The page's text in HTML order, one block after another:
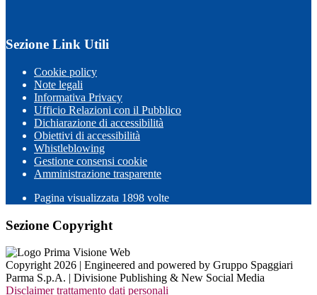
Sezione Link Utili
Cookie policy
Note legali
Informativa Privacy
Ufficio Relazioni con il Pubblico
Dichiarazione di accessibilità
Obiettivi di accessibilità
Whistleblowing
Gestione consensi cookie
Amministrazione trasparente
Pagina visualizzata 1898 volte
Sezione Copyright
Copyright 2026 | Engineered and powered by Gruppo Spaggiari
Parma S.p.A. | Divisione Publishing & New Social Media
Disclaimer trattamento dati personali